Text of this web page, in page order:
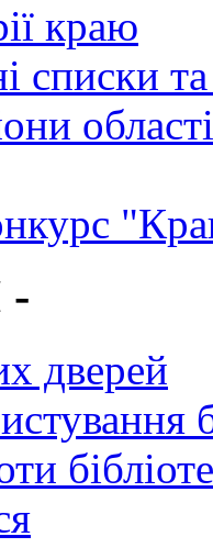
краю
списки
області
-
дверей